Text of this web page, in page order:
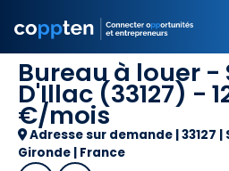
Bureau à louer
D'Illac (33127) -
€/mois
Adresse sur demande | 33127
Gironde | France